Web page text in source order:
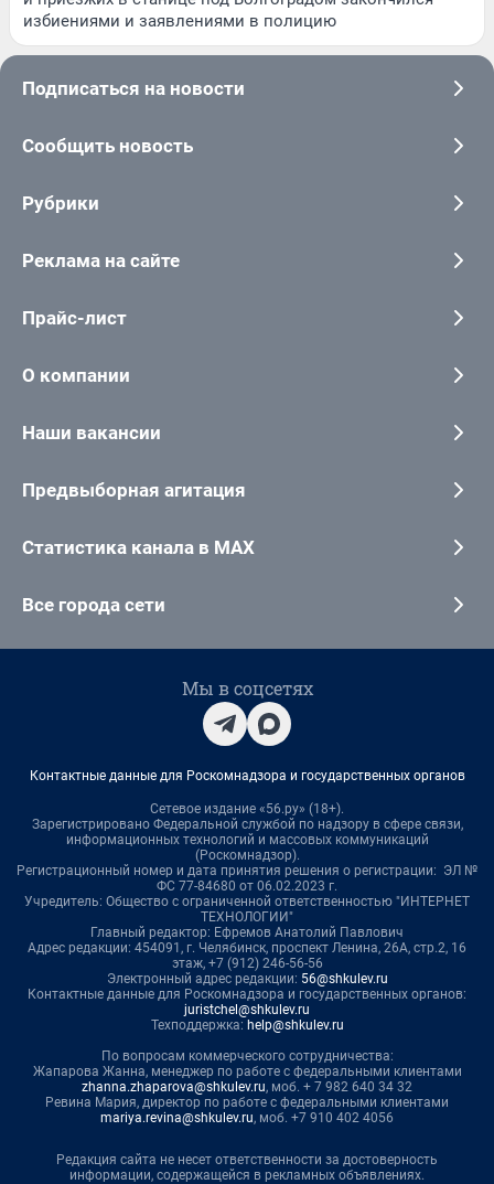
избиениями и заявлениями в полицию
Подписаться на новости
Сообщить новость
Рубрики
Реклама на сайте
Прайс-лист
О компании
Наши вакансии
Предвыборная агитация
Статистика канала в MAX
Все города сети
Мы в соцсетях
Контактные данные для Роскомнадзора и государственных органов
Сетевое издание «56.ру» (18+).
Зарегистрировано Федеральной службой по надзору в сфере связи,
информационных технологий и массовых коммуникаций
(Роскомнадзор).
Регистрационный номер и дата принятия решения о регистрации: ЭЛ №
ФС 77-84680 от 06.02.2023 г.
Учредитель: Общество с ограниченной ответственностью "ИНТЕРНЕТ
ТЕХНОЛОГИИ"
Главный редактор: Ефремов Анатолий Павлович
Адрес редакции: 454091, г. Челябинск, проспект Ленина, 26А, стр.2, 16
этаж, +7 (912) 246-56-56
Электронный адрес редакции: 56@shkulev.ru
Контактные данные для Роскомнадзора и государственных органов:
juristchel@shkulev.ru
Техподдержка: help@shkulev.ru
По вопросам коммерческого сотрудничества:
Жапарова Жанна, менеджер по работе с федеральными клиентами
zhanna.zhaparova@shkulev.ru, моб. + 7 982 640 34 32
Ревина Мария, директор по работе с федеральными клиентами
mariya.revina@shkulev.ru, моб. +7 910 402 4056
Редакция сайта не несет ответственности за достоверность
информации, содержащейся в рекламных объявлениях.